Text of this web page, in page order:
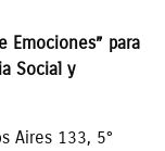
Emociones” para
Social y
Aires 133, 5°